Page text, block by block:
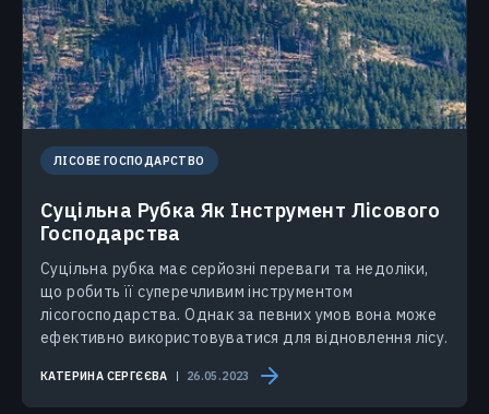
ЛІСОВЕ ГОСПОДАРСТВО
Суцільна Рубка Як Інструмент Лісового
Господарства
Суцільна рубка має серйозні переваги та недоліки,
що робить її суперечливим інструментом
лісогосподарства. Однак за певних умов вона може
ефективно використовуватися для відновлення лісу.
КАТЕРИНА СЕРГЄЄВА 26.05.2023